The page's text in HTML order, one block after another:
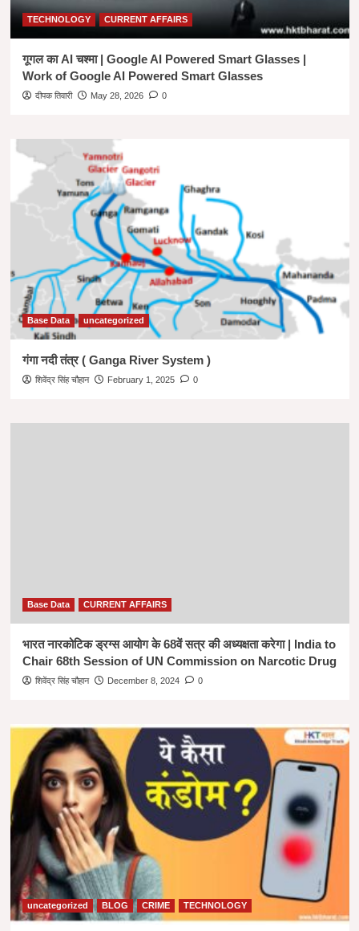
TECHNOLOGY CURRENT AFFAIRS
गूगल का AI चश्मा | Google AI Powered Smart Glasses |
Work of Google AI Powered Smart Glasses
दीपक तिवारी May 28, 2026 0
Base Data uncategorized
गंगा नदी तंत्र ( Ganga River System )
शिवेंद्र सिंह चौहान February 1, 2025 0
Base Data CURRENT AFFAIRS
भारत नारकोटिक ड्रग्स आयोग के 68वें सत्र की अध्यक्षता करेगा | India to
Chair 68th Session of UN Commission on Narcotic Drug
शिवेंद्र सिंह चौहान December 8, 2024 0
uncategorized BLOG CRIME TECHNOLOGY